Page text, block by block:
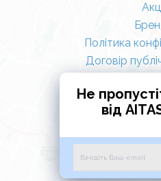
Політика
Договір
Не
від